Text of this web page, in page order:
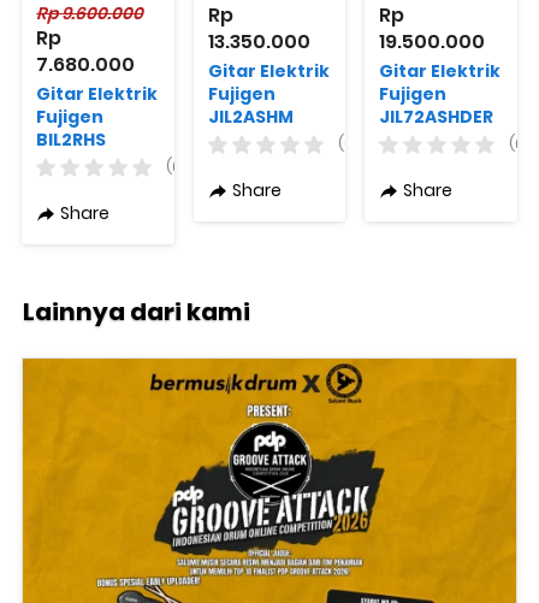
Rp 9.600.000
Rp
7.680.000
Gitar Elektrik
Fujigen
BIL2RHS
Varian
Original
(0)
Share
Rp
13.350.000
Gitar Elektrik
Fujigen
JIL2ASHM
Original
(0)
Share
Rp
19.500.000
Gitar Elektrik
Fujigen
JIL72ASHDER
Original
(0)
Share
Lainnya dari kami